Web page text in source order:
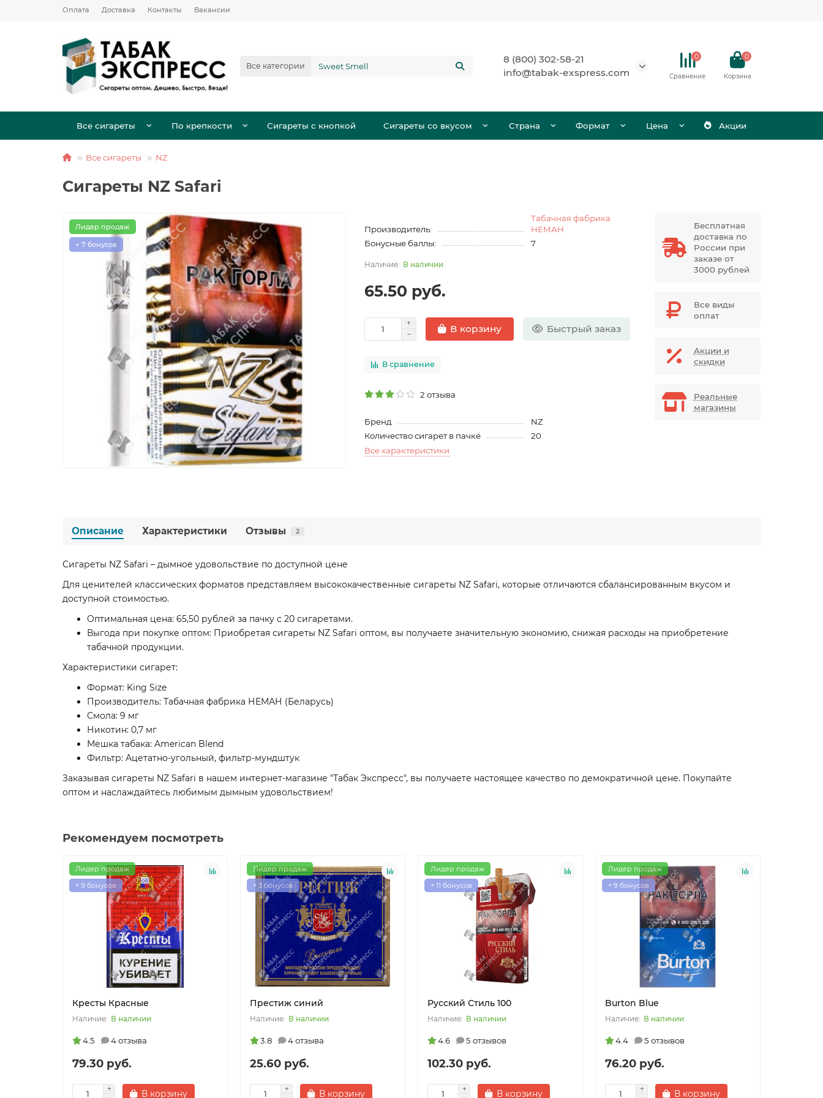
Оплата Доставка Контакты Вакансии
Все категории
8 (800) 302-58-21
info@tabak-exspress.com
0
Сравнение
0
Корзина
Все сигареты По крепкости Сигареты с кнопкой Сигареты со вкусом Страна Формат Цена Акции
Все сигареты NZ
Сигареты NZ Safari
Лидер продаж
+ 7 бонусов
Производитель:
Табачная фабрика
НЕМАН
Бонусные баллы:
7
В наличии
65.50 руб.
В корзину Быстрый заказ
В сравнение
2 отзыва
Бренд
NZ
Количество сигарет в пачке
20
Все характеристики
Бесплатная
доставка по
России при
заказе от
3000 рублей
Все виды
оплат
Акции и
скидки
Реальные
магазины
Описание Характеристики Отзывы 2
Сигареты NZ Safari – дымное удовольствие по доступной цене
Для ценителей классических форматов представляем высококачественные сигареты NZ Safari, которые отличаются сбалансированным вкусом и
доступной стоимостью.
Оптимальная цена: 65,50 рублей за пачку с 20 сигаретами.
Выгода при покупке оптом: Приобретая сигареты NZ Safari оптом, вы получаете значительную экономию, снижая расходы на приобретение
табачной продукции.
Характеристики сигарет:
Формат: King Size
Производитель: Табачная фабрика НЕМАН (Беларусь)
Смола: 9 мг
Никотин: 0,7 мг
Мешка табака: American Blend
Фильтр: Ацетатно-угольный, фильтр-мундштук
Заказывая сигареты NZ Safari в нашем интернет-магазине "Табак Экспресс", вы получаете настоящее качество по демократичной цене. Покупайте
оптом и наслаждайтесь любимым дымным удовольствием!
Рекомендуем посмотреть
Лидер продаж
+ 9 бонусов
Кресты Красные
В наличии
4.5 4 отзыва
79.30 руб.
В корзину
Лидер продаж
+ 3 бонусов
Престиж синий
В наличии
3.8 4 отзыва
25.60 руб.
В корзину
Лидер продаж
+ 11 бонусов
Русский Стиль 100
В наличии
4.6 5 отзывов
102.30 руб.
В корзину
Лидер продаж
+ 9 бонусов
Burton Blue
В наличии
4.4 5 отзывов
76.20 руб.
В корзину